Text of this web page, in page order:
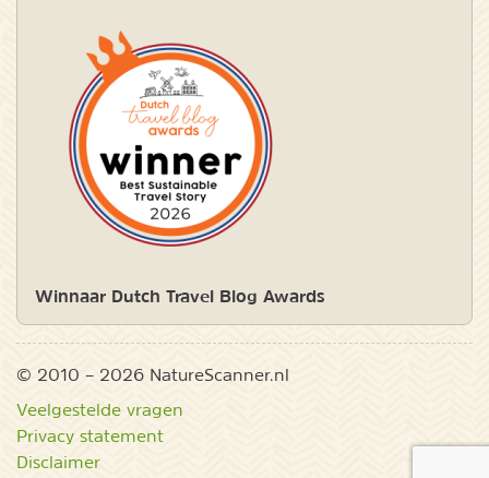
Winnaar Dutch Travel Blog Awards
© 2010 – 2026 NatureScanner.nl
Veelgestelde vragen
Privacy statement
Disclaimer